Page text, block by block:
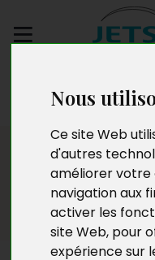
Nous
Ce site Web
d'autres
améliorer votre
navigation aux
activer les
site Web, pour
expérience sur
Presse